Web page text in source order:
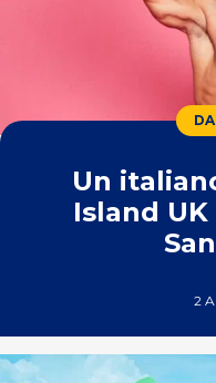
Un
Island
2